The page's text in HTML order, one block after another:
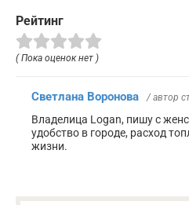
Рейтинг
( Пока оценок нет )
Светлана Воронова / автор
Владелица Logan, пишу с
удобство в городе, расход
жизни.